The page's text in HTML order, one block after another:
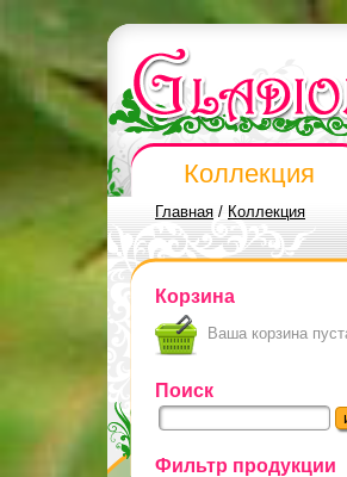
Коллекция
Главная / Коллекция
Корзина
Ваша корзина
Поиск
Фильтр продукции